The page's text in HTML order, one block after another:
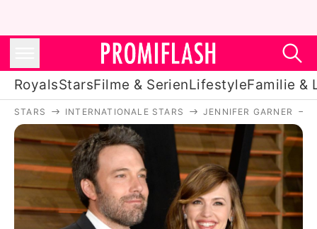
RoyalsStarsFilme & SerienLifestyleFamilie &
Royals
Stars
Filme & Serien
Lifestyle
STARS INTERNATIONALE STARS JENNIFER GARNER